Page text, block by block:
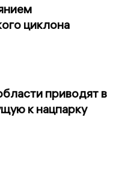
циклона
приводят в
к нацпарку